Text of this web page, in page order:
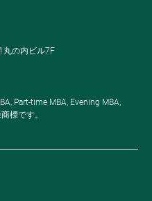
丸の内ビル7F
Part-time MBA, Evening MBA,
標です。